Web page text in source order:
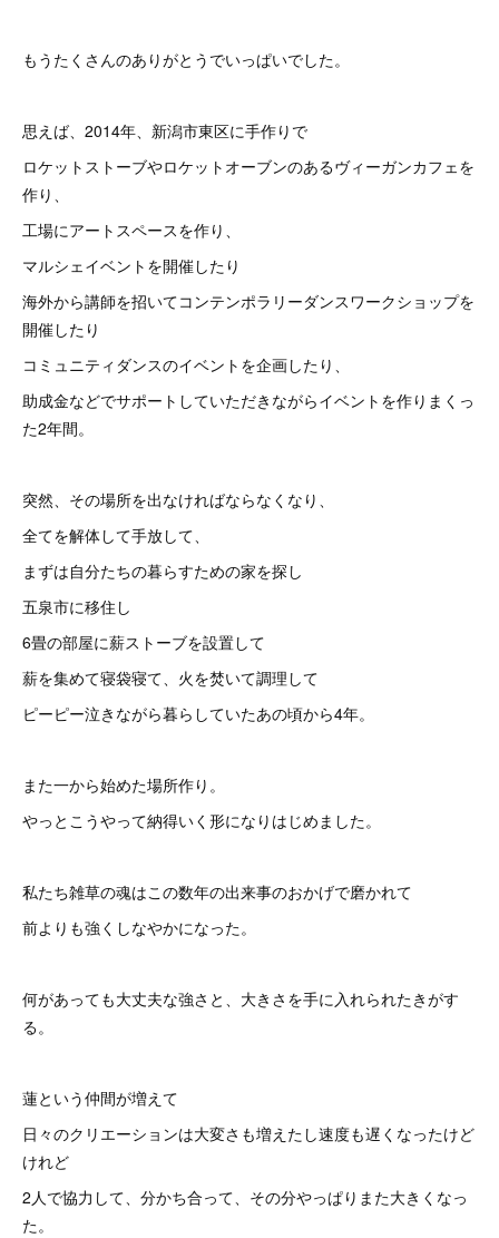
もうたくさんのありがとうでいっぱいでした。
思えば、2014年、新潟市東区に手作りで
ロケットストーブやロケットオーブンのあるヴィーガンカフェを
作り、
工場にアートスペースを作り、
マルシェイベントを開催したり
海外から講師を招いてコンテンポラリーダンスワークショップを
開催したり
コミュニティダンスのイベントを企画したり、
助成金などでサポートしていただきながらイベントを作りまくっ
た2年間。
突然、その場所を出なければならなくなり、
全てを解体して手放して、
まずは自分たちの暮らすための家を探し
五泉市に移住し
6畳の部屋に薪ストーブを設置して
薪を集めて寝袋寝て、火を焚いて調理して
ピーピー泣きながら暮らしていたあの頃から4年。
また一から始めた場所作り。
やっとこうやって納得いく形になりはじめました。
私たち雑草の魂はこの数年の出来事のおかげで磨かれて
前よりも強くしなやかになった。
何があっても大丈夫な強さと、大きさを手に入れられたきがす
る。
蓮という仲間が増えて
日々のクリエーションは大変さも増えたし速度も遅くなったけど
けれど
2人で協力して、分かち合って、その分やっぱりまた大きくなっ
た。